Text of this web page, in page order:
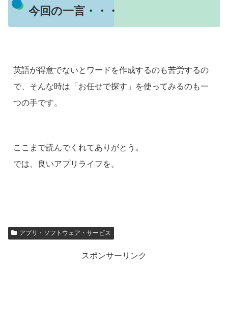
今回の一言・・・
英語が得意でないとワードを作成するのも苦労するの
で、そんな時は「お任せで探す」を使ってみるのも一
つの手です。
ここまで読んでくれてありがとう。
では、良いアプリライフを。
アプリ・ソフトウェア・サービス
スポンサーリンク